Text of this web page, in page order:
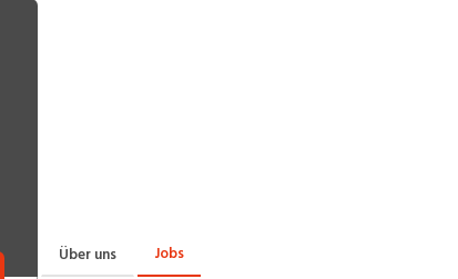
(Fertigung)
Über uns Jobs